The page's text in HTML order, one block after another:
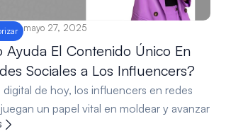
mayo 27, 2025
Ayuda El Contenido Único En
Sociales a Los Influencers?
digital de hoy, los influencers en redes
un papel vital en moldear y avanzar